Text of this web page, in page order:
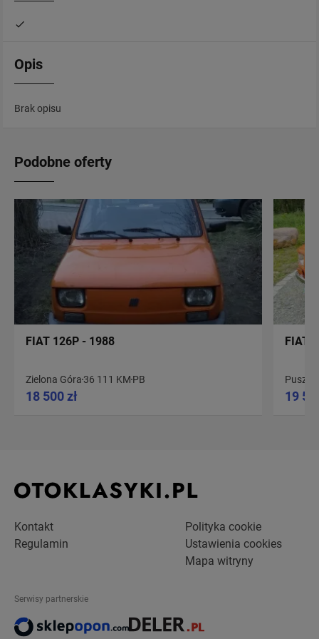
Opis
Brak opisu
Podobne oferty
FIAT 126P - 1988
Zielona Góra 36 111 KM PB
18 500 zł
FIAT
19
Kontakt
Regulamin
Polityka cookie
Ustawienia cookies
Mapa witryny
Serwisy partnerskie